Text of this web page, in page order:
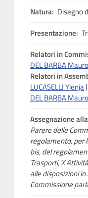
Natura: Disegno
Presentazione:
Relatori in
DEL BARBA Mauro
Relatori in
LUCASELLI Ylenja(
DEL BARBA Mauro
Assegnazione
Parere delle
regolamento, per
bis, del
Trasporti, X
alle disposizioni
Commissione